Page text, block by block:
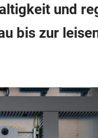
und
bis zur